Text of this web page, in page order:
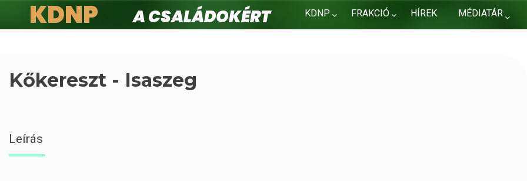
KDNP FRAKCIÓ HÍREK MÉDIATÁR
KDNP
A családokért.
Kőkereszt - Isaszeg
Leírás